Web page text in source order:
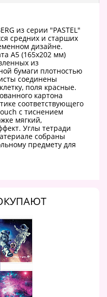
из серии "PASTEL"
средних и старших
дизайне.
А5 (165х202 мм)
из
бумаги плотностью
соединены
поля красные.
картона
соответствующего
с тиснением
мягкий,
Углы тетради
собраны
предмету для